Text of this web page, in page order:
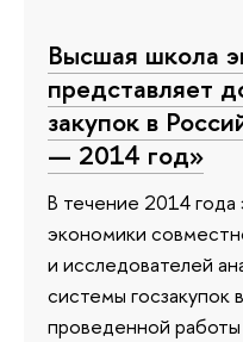
Высшая школа
представляет
закупок в
— 2014 год»
В течение 2014
экономики
и исследователей
системы госзакупок
проведенной